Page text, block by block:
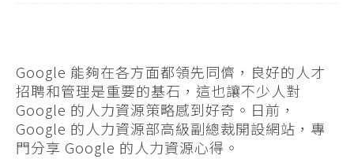
Google 能夠在各方面都領先同儕，良好的人才
招聘和管理是重要的基石，這也讓不少人對
Google 的人力資源策略感到好奇。日前，
Google 的人力資源部高級副總裁開設網站，專
門分享 Google 的人力資源心得。